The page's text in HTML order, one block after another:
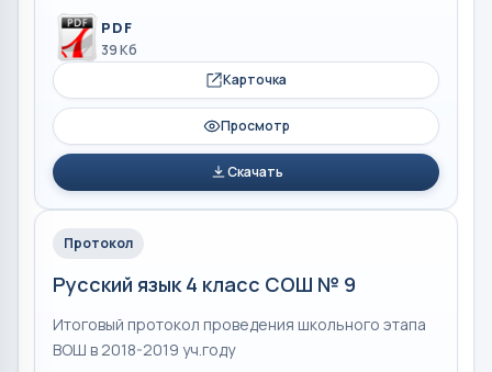
PDF
39 Кб
Карточка
Просмотр
Скачать
Протокол
Русский язык 4 класс СОШ № 9
Итоговый протокол проведения школьного этапа
ВОШ в 2018-2019 уч.году